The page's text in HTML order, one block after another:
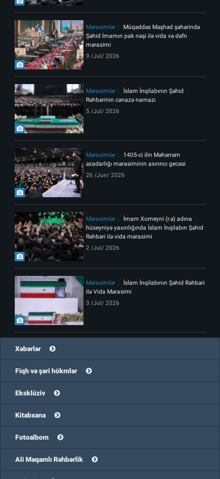
Mərasimlər
Müqəddəs Məşhəd şəhərində
Şəhid İmamın pak nəşi ilə vida və dəfn
mərasimi
9 /Jul/ 2026
Mərasimlər
İslam İnqilabının Şəhid
Rəhbərinin cənazə namazı
5 /Jul/ 2026
Mərasimlər
1405-ci ilin Məhərrəm
əzadarlığı mərasiminin axırıncı gecəsi
26 /Jun/ 2026
Mərasimlər
İmam Xomeyni (r.ə) adına
hüseyniyə yaxınlığında İslam İnqilabın Şəhid
Rəhbəri ilə vida mərasimi
2 /Jul/ 2026
Mərasimlər
İslam İnqilabının Şəhid Rəhbəri
ilə Vida Mərasimi
3 /Jul/ 2026
Xəbərlər
Fiqh və şəri hökmlər
Eksklüziv
Kitabxana
Fotoalbom
Ali Məqamlı Rəhbərlik